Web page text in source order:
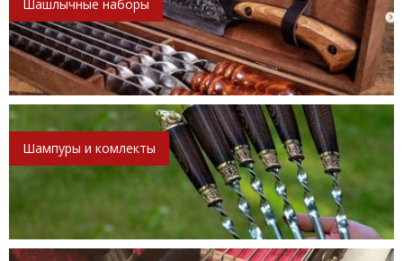
Шашлычные наборы
Шампуры и комлекты